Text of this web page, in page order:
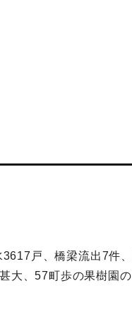
戸、橋梁流出7件
、57町歩の果樹園の